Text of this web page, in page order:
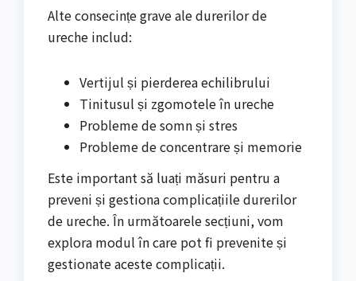
Alte consecințe grave ale durerilor de
ureche includ:
Vertijul și pierderea echilibrului
Tinitusul și zgomotele în ureche
Probleme de somn și stres
Probleme de concentrare și memorie
Este important să luați măsuri pentru a
preveni și gestiona complicațiile durerilor
de ureche. În următoarele secțiuni, vom
explora modul în care pot fi prevenite și
gestionate aceste complicații.